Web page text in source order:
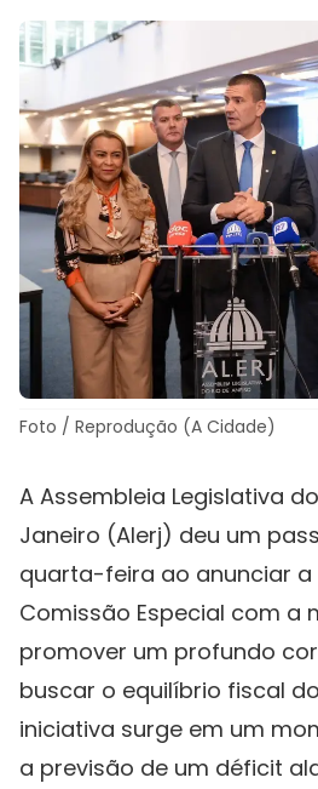
Foto / Reprodução (A Cidade)
A Assembleia Legislativa
Janeiro (Alerj) deu um
quarta-feira ao anunciar
Comissão Especial com a
promover um profundo
buscar o equilíbrio fiscal
iniciativa surge em um
a previsão de um déficit